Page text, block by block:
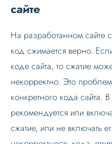
Ошибка None of
stack could
Тормозит импорт
Не удалось
При включенном
ошибки на сайте
Вопрос-ответ
сайте
На разработанном сайте
код сжимается верно.
коде сайта, то сжатие
некорректно. Это
конкретного кода сайта.
рекомендуется или
сжатие, или не включать